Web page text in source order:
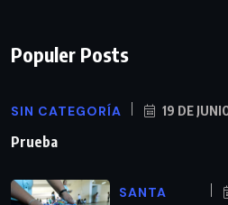
Populer Posts
SIN CATEGORÍA 19 DE
Prueba
SANTA